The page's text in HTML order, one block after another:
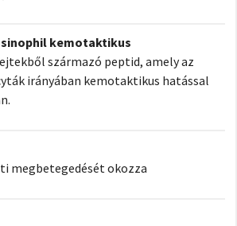
kemotaktikus
származó peptid, amely az
irányában kemotaktikus hatással
megbetegedését okozza